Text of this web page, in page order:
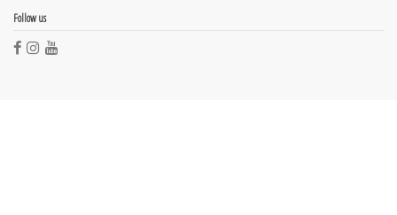
Follow us